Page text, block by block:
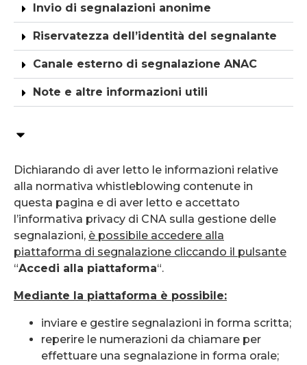
Invio di segnalazioni anonime
Riservatezza dell’identità del segnalante
Canale esterno di segnalazione ANAC
Note e altre informazioni utili
Dichiarando di aver letto le informazioni relative
alla normativa whistleblowing contenute in
questa pagina e di aver letto e accettato
l’informativa privacy di CNA sulla gestione delle
segnalazioni, è possibile accedere alla
piattaforma di segnalazione cliccando il pulsante
“Accedi alla piattaforma“.
Mediante la piattaforma è possibile:
inviare e gestire segnalazioni in forma scritta;
reperire le numerazioni da chiamare per
effettuare una segnalazione in forma orale;